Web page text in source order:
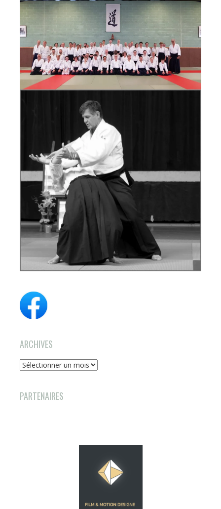
ARCHIVES
Archives
PARTENAIRES